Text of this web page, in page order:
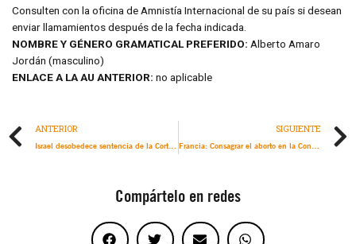
Consulten con la oficina de Amnistía Internacional de su país si desean
enviar llamamientos después de la fecha indicada.
NOMBRE Y GÉNERO GRAMATICAL PREFERIDO: Alberto Amaro
Jordán (masculino)
ENLACE A LA AU ANTERIOR: no aplicable
ANTERIOR
Israel desobedece sentencia de la Corte Internacional de Justicia que ordena evitar genocidio al no permitir la llegada a Gaza de ayuda humanitaria adecuada
SIGUIENTE
Francia: Consagrar el aborto en la Constitución, “un bastión frente a los movimientos antiderechos”
Compártelo en redes